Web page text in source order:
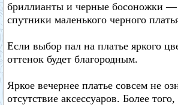
бриллианты и черные босоножки —
спутники маленького черного
Если выбор пал на платье яркого
оттенок будет благородным.
Яркое вечернее платье совсем не
отсутствие аксессуаров. Более